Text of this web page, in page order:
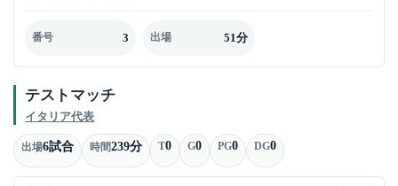
番号 3 出場 51分
テストマッチ
イタリア代表
出場6試合 時間239分 T0 G0 PG0 DG0